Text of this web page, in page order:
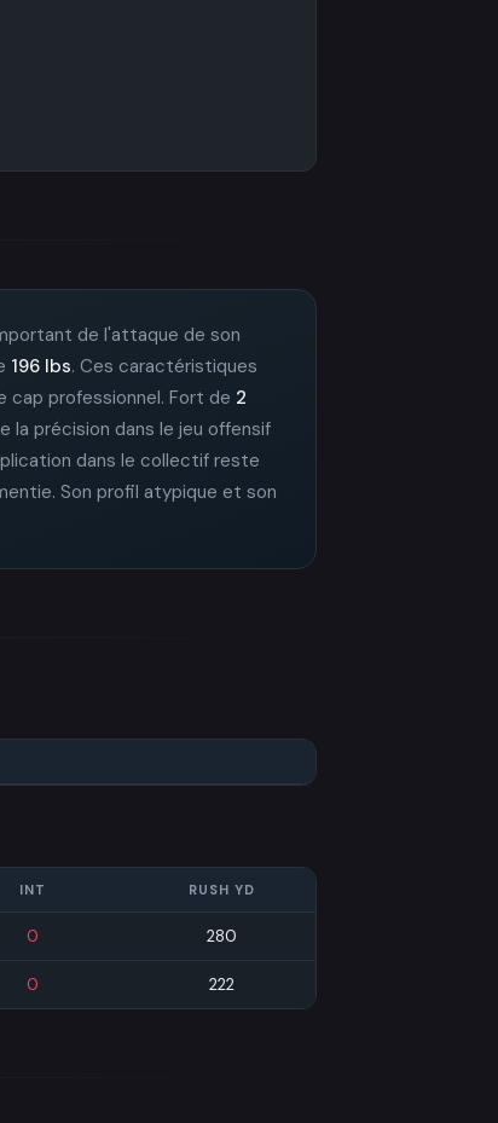
de l'attaque de son
196 lbs. Ces caractéristiques
cap professionnel. Fort de 2
la précision dans le jeu offensif
dans le collectif reste
Son profil atypique et son
INT RUSH YD
0 280
0 222